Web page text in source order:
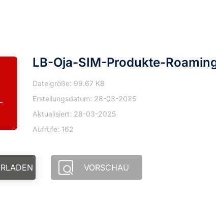
LB-Oja-SIM-Produkte-
Dateigröße: 99.67 KB
Erstellungsdatum: 28-03-2025
Aktualisiert: 28-03-2025
Aufrufe: 162
VORSCHAU